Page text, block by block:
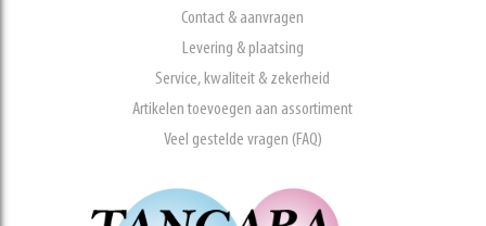
Contact & aanvragen
Levering & plaatsing
Service, kwaliteit & zekerheid
Artikelen toevoegen aan assortiment
Veel gestelde vragen (FAQ)